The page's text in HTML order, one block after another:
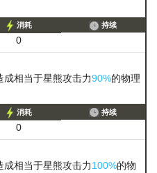
消耗
0
持续
相当于星熊攻击力90%的物理
消耗
0
持续
相当于星熊攻击力100%的物